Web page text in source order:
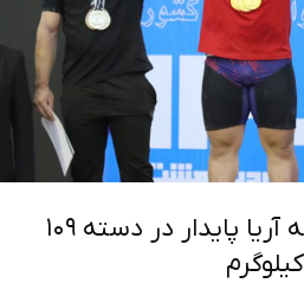
سه طلای مقتدرانه آریا پایدار در دسته ۱۰۹
کیلوگرم